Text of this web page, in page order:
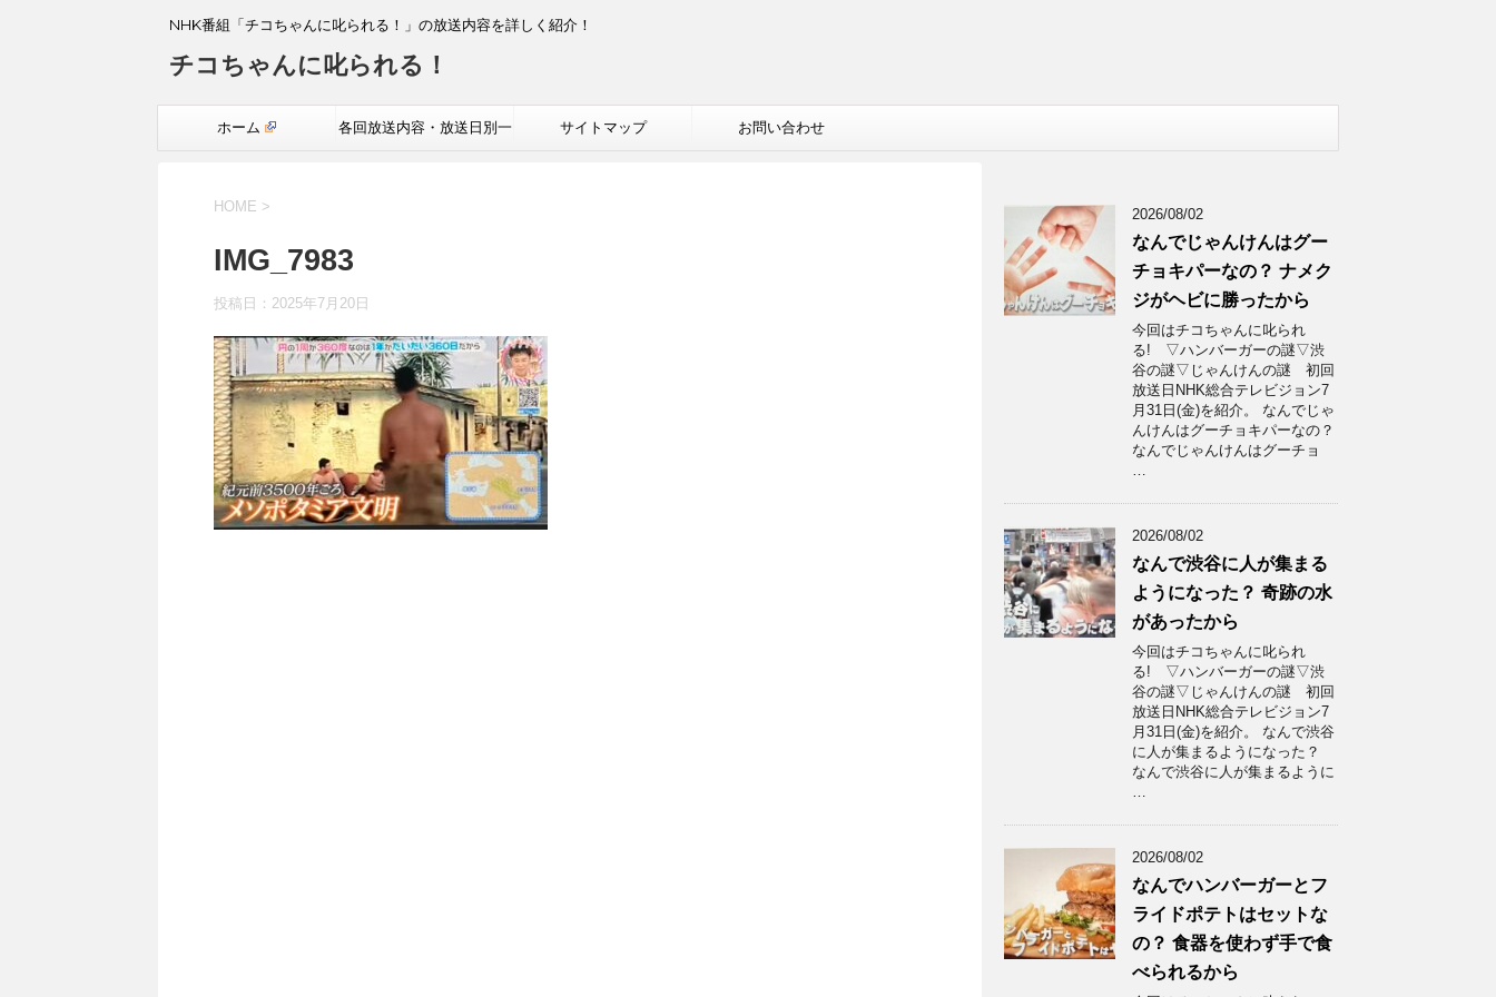
NHK番組「チコちゃんに叱られる！」の放送内容を詳しく紹介！
チコちゃんに叱られる！
ホーム 各回放送内容・放送日別一 サイトマップ お問い合わせ
HOME >
IMG_7983
投稿日： 2025年7月20日
2026/08/02
なんでじゃんけんはグー
チョキパーなの？ ナメク
ジがヘビに勝ったから
今回はチコちゃんに叱られ
る! ▽ハンバーガーの謎▽渋
谷の謎▽じゃんけんの謎 初回
放送日NHK総合テレビジョン7
月31日(金)を紹介。 なんでじゃ
んけんはグーチョキパーなの？
なんでじゃんけんはグーチョ
…
2026/08/02
なんで渋谷に人が集まる
ようになった？ 奇跡の水
があったから
今回はチコちゃんに叱られ
る! ▽ハンバーガーの謎▽渋
谷の謎▽じゃんけんの謎 初回
放送日NHK総合テレビジョン7
月31日(金)を紹介。 なんで渋谷
に人が集まるようになった？
なんで渋谷に人が集まるように
…
2026/08/02
なんでハンバーガーとフ
ライドポテトはセットな
の？ 食器を使わず手で食
べられるから